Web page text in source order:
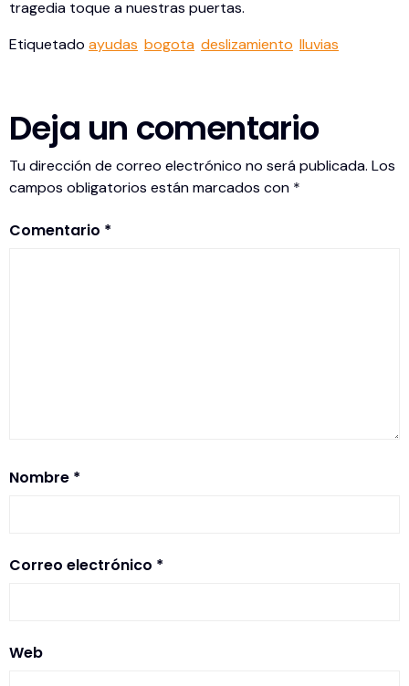
tragedia toque a nuestras puertas.
Etiquetado ayudas bogota deslizamiento lluvias
Deja un comentario
Tu dirección de correo electrónico no será publicada. Los
campos obligatorios están marcados con *
Comentario *
Nombre *
Correo electrónico *
Web